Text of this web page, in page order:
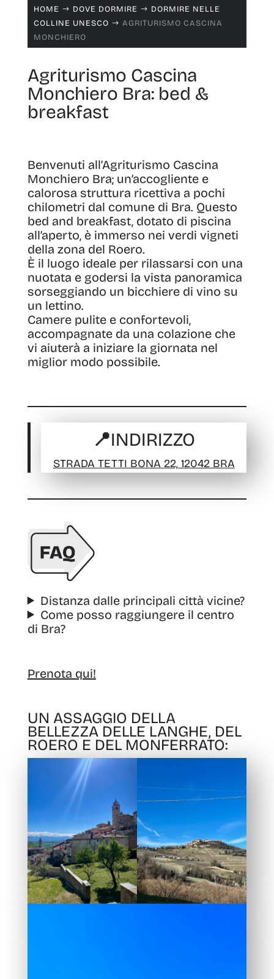
HOME $ DOVE DORMIRE $ DORMIRE NELLE
COLLINE UNESCO $ AGRITURISMO CASCINA
MONCHIERO
Agriturismo Cascina
Monchiero Bra: bed &
breakfast
Benvenuti all’Agriturismo Cascina
Monchiero Bra; un’accogliente e
calorosa struttura ricettiva a pochi
chilometri dal comune di Bra. Questo
bed and breakfast, dotato di piscina
all’aperto, è immerso nei verdi vigneti
della zona del Roero.
È il luogo ideale per rilassarsi con una
nuotata e godersi la vista panoramica
sorseggiando un bicchiere di vino su
un lettino.
Camere pulite e confortevoli,
accompagnate da una colazione che
vi aiuterà a iniziare la giornata nel
miglior modo possibile.
📍INDIRIZZO
STRADA TETTI BONA 22, 12042 BRA
Distanza dalle principali città vicine?
Come posso raggiungere il centro
di Bra?
Prenota qui!
UN ASSAGGIO DELLA
BELLEZZA DELLE LANGHE, DEL
ROERO E DEL MONFERRATO: